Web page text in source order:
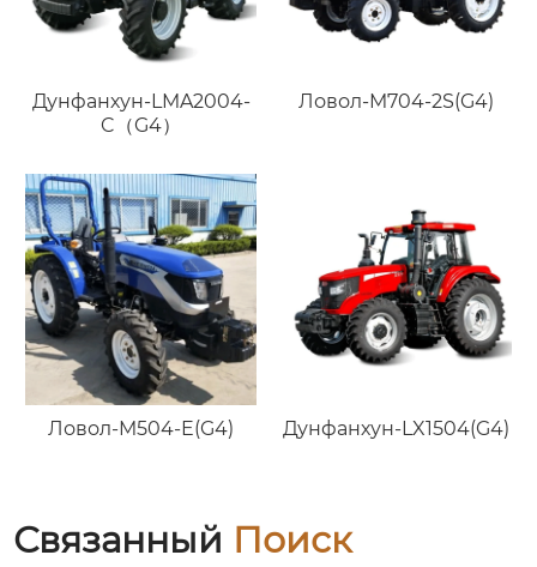
Дунфанхун-LMA2004-
C（G4）
Ловол-M704-2S(G4)
Ловол-M504-E(G4) Дунфанхун-LX1504(G4)
Связанный Поиск